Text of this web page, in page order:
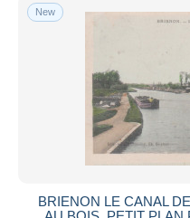
Topics
Houseboats
Auction sales with
Auction houses
New
BRIENON LE CANAL